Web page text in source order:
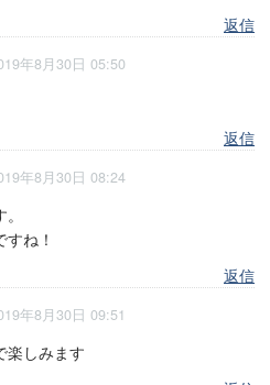
返信
年8月30日 05:50
返信
年8月30日 08:24
ね！
返信
年8月30日 09:51
楽しみます